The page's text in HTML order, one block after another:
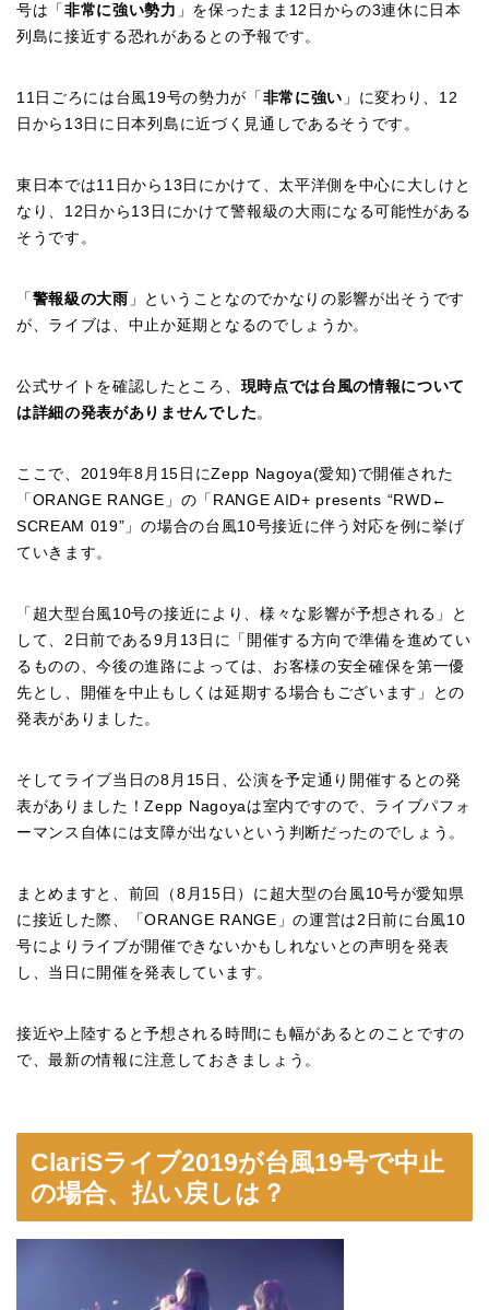
号は「非常に強い勢力 」を保ったまま 12 日からの3連休に日本
列島に接近する恐れがあるとの予報です。
11 日ごろには台風19号の勢力が「 非常に強い 」に変わり、 12
日から 13 日に日本列島に近づく見通しであるそうです。
東日本では11 日から 13 日にかけて、太平洋側を中心に大しけと
なり、 12 日から 13 日にかけて警報級の大雨になる可能性がある
そうです。
「 警報級の大雨 」ということなのでかなりの影響が出そうです
が、ライブは、中止か延期となるのでしょうか。
公式サイトを確認したところ、 現時点では台風の情報について
は詳細の発表がありませんでした 。
ここで、 2019年8 月 15 日にZepp Nagoya(愛知) で開催された
「 ORANGE RANGE 」の「 RANGE AID+ presents “RWD←
SCREAM 019” 」の場合の台風10号接近に伴う対応を例に挙げ
ていきます。
「超大型台風10号の接近により、様々な影響が予想される」と
して、 2 日前である9 月 13 日に「開催する方向で準備を進めてい
るものの、今後の進路によっては、お客様の安全確保を第一優
先とし、開催を中止もしくは延期する場合もございます」との
発表がありました。
そしてライブ当日の8 月 15 日、公演を予定通り開催するとの発
表がありました！Zepp Nagoya は室内ですので、ライブパフォ
ーマンス自体には支障が出ないという判断だったのでしょう。
まとめますと、前回（ 8 月 15 日）に超大型の台風10号が愛知県
に接近した際、「ORANGE RANGE 」の運営は 2 日前に台風10
号によりライブが開催できないかもしれないとの声明を発表
し、当日に開催を発表しています。
接近や上陸すると予想される時間にも幅があるとのことですの
で、最新の情報に注意しておきましょう。
ClariSライブ2019が台風19号で中止
の場合、払い戻しは？